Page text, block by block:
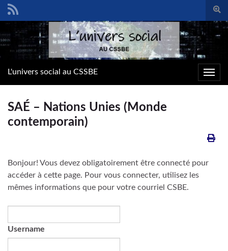
form
Search for:
L'univers social au CSSBE
SAÉ – Nations Unies (Monde
contemporain)
Bonjour! Vous devez obligatoirement être connecté pour
accéder à cette page. Pour vous connecter, utilisez les
mêmes informations que pour votre courriel CSBE.
Username